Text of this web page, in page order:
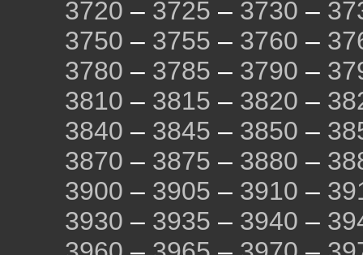
3720 – 3725 – 3730 –
3750 – 3755 – 3760 –
3780 – 3785 – 3790 –
3810 – 3815 – 3820 –
3840 – 3845 – 3850 –
3870 – 3875 – 3880 –
3900 – 3905 – 3910 –
3930 – 3935 – 3940 –